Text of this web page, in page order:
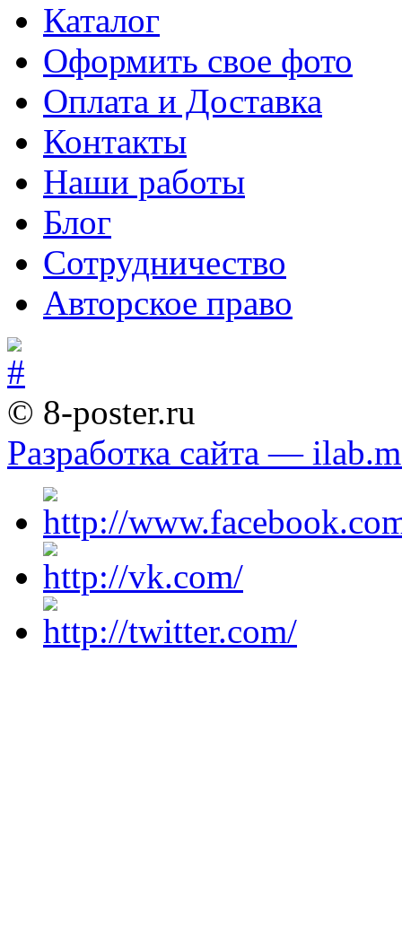
Каталог
Оформить свое фото
Оплата и Доставка
Контакты
Наши работы
Блог
Сотрудничество
Авторское право
© 8-poster.ru
Разработка сайта —